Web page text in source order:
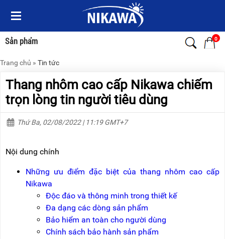
Sản phẩm 0
Menu
Sản
phẩm
TRANG
THANG
NHÔM
XE
Menu
Sản
phẩm
TRANG
THANG
NHÔM
THANG
NHÔM
Trang chủ » Tin tức
Thang nhôm cao cấp Nikawa chiếm
trọn lòng tin người tiêu dùng
Thứ Ba, 02/08/2022 | 11:19 GMT+7
Nội dung chính
Những ưu điểm đặc biệt của thang nhôm cao cấp
Nikawa
Độc đáo và thông minh trong thiết kế
Đa dạng các dòng sản phẩm
Bảo hiểm an toàn cho người dùng
Chính sách bảo hành sản phẩm